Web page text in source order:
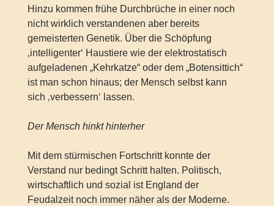
Hinzu kommen frühe Durchbrüche in einer noch
nicht wirklich verstandenen aber bereits
gemeisterten Genetik. Über die Schöpfung
‚intelligenter‘ Haustiere wie der elektrostatisch
aufgeladenen „Kehrkatze“ oder dem „Botensittich“
ist man schon hinaus; der Mensch selbst kann
sich ‚verbessern‘ lassen.
Der Mensch hinkt hinterher
Mit dem stürmischen Fortschritt konnte der
Verstand nur bedingt Schritt halten. Politisch,
wirtschaftlich und sozial ist England der
Feudalzeit noch immer näher als der Moderne.